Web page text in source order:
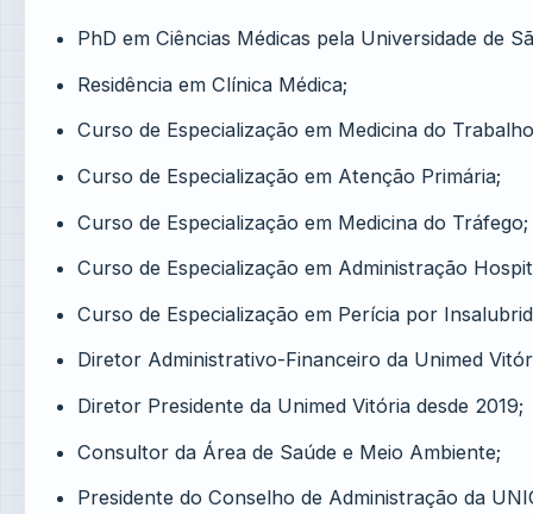
PhD em Ciências Médicas pela Universidade de
Residência em Clínica Médica;
Curso de Especialização em Medicina do
Curso de Especialização em Atenção Primária;
Curso de Especialização em Medicina do Tráfego;
Curso de Especialização em Administração
Curso de Especialização em Perícia por
Diretor Administrativo-Financeiro da Unimed
Diretor Presidente da Unimed Vitória desde 2019;
Consultor da Área de Saúde e Meio Ambiente;
Presidente do Conselho de Administração da